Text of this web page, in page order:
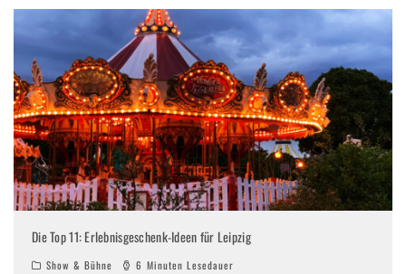
Die Top 11: Erlebnisgeschenk-Ideen für Leipzig
Show & Bühne 6 Minuten Lesedauer